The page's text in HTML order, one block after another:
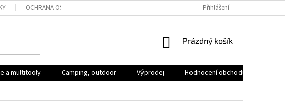
OCHRANA OSOBNÍCH ÚDAJŮ Přihlášení
NÁKUPNÍ
Prázdný košík
a multitooly Camping, outdoor Výprodej Hodnocení obchodu